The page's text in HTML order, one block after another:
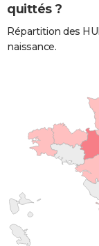
quittés ?
Répartition des
naissance.